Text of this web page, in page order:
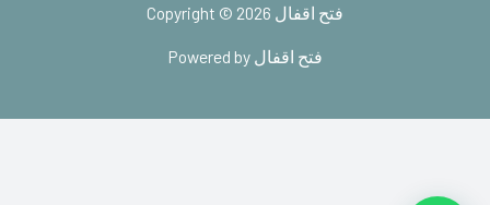
Copyright © 2026 فتح اقفال
Powered by فتح اقفال